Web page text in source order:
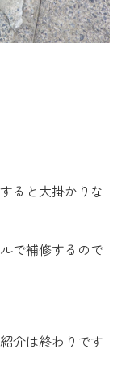
ると大掛かりな
で補修するので
介は終わりです